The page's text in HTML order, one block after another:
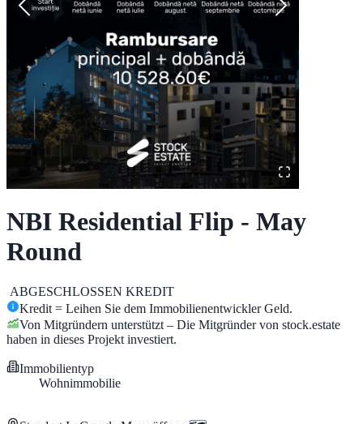
NBI Residential Flip - May
Round
ABGESCHLOSSEN KREDIT
Kredit = Leihen Sie dem Immobilienentwickler Geld.
Von Mitgründern unterstützt – Die Mitgründer von stock.estate
haben in dieses Projekt investiert.
Immobilientyp
Wohnimmobilie